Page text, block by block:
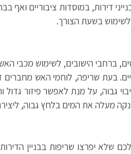
דירות, במוסדות ציבוריים ואף
לשימוש בשעת הצורך.
ברחבי הישובים, לשימוש מכבי
בעת שריפה, לוחמי האש מחברים
גבוה, על מנת לאפשר פיזור גדול
מעלה את המים בלחץ גבוה,
שלא יפרצו שריפות בבניין